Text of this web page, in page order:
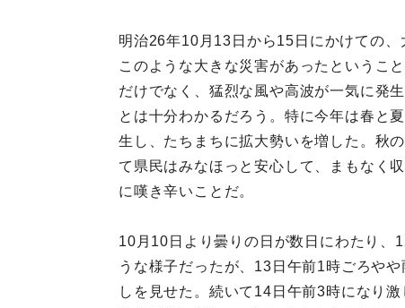
明治26年10月13日から15日にかけての
このような大きな災害があったというこ
だけでなく、猛烈な風や高波が一気に発
とは十分わかるだろう。特に今年は春と
生し、たちまちに拡大勢いを増した。秋
て県民はみなほっと安心して、まもなく
に嘆き辛いことだ。
10月10日より曇りの日が数日にわたり、
うな様子だったが、13日午前1時ごろや
しを見せた。続いて14日午前3時になり